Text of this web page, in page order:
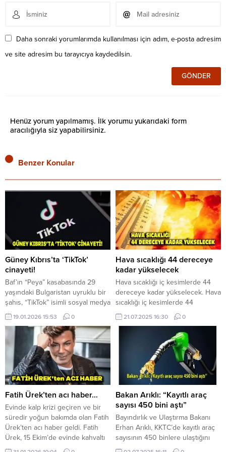
Daha sonraki yorumlarımda kullanılması için adım, e-posta adresim
ve site adresim bu tarayıcıya kaydedilsin.
Henüz yorum yapılmamış. İlk yorumu yukarıdaki form
aracılığıyla siz yapabilirsiniz.
Benzer Konular
Güney Kıbrıs’ta ‘TikTok’
cinayeti!
Baf’ın “Peya” kasabasında 29
yaşındaki Bulgaristan uyruklu bir
şahıs, “TikTok” isimli sosyal medya
platformunda uygunsuz içerik
paylaştığı gerekçesiyle 41
yaşındaki amcasını bıçaklayarak
öldürdü. Fileleftheros ve diğer
gazeteler, olayın cumartesi gecesi
gerçekleştiğini yazdı. Gazete, 41
yaşındaki şahsın yanında beş
kişiyle birlikte “Peya” kasabasına
geldiğini, 29 yaşındaki şahsın da
amcası olan kişiyi...
19.01.2026 15:53 0
Hava sıcaklığı 44 dereceye
kadar yükselecek
Hava sıcaklığı iç kesimlerde 44
dereceye kadar yükselecek. Hava
sıcaklığı iç kesimlerde 44
dereceye kadar yükselecek.
Meteoroloji Dairesi’nin 22-28
Temmuz tarihlerini kapsayan
haftalık hava tahmin raporuna
göre, periyod süresince bölge
genellikle alçak basınç sistemi ile
sıcak ve nispeten nemli hava
kütlesinin etkisi altında kalacak
Yarın sabah saatleri yer yer sisli,...
21.07.2025 16:30 0
Fatih Ürek’ten acı haber…
Evinde kalp krizi geçiren ve bir
süredir yoğun bakımda olan Fatih
Ürek’ten acı haber geldi. Fatih
Ürek, 15 Ekim’de evinde kahvaltı
yaptığı sırada kalp krizi geçirerek
Bakan Arıklı: “Kayıtlı araç
sayısı 450 bini aştı”
Bayındırlık ve Ulaştırma Bakanı
Erhan Arıklı, KKTC’de kayıtlı araç
sayısının 450 binlere ulaştığını
belirterek, mevcut yolların bu